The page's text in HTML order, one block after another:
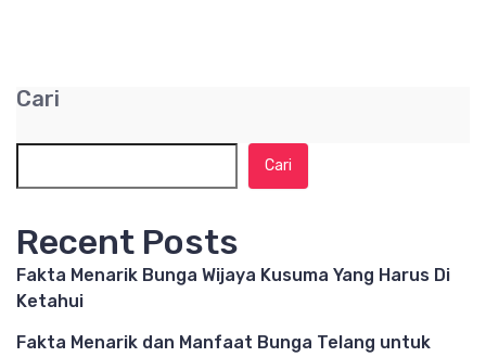
Cari
Cari
Recent Posts
Fakta Menarik Bunga Wijaya Kusuma Yang Harus Di
Ketahui
Fakta Menarik dan Manfaat Bunga Telang untuk